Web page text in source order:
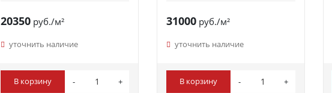
20350руб./м²
уточнить наличие
В корзину
31000 руб./м²
уточнить наличие
В корзину